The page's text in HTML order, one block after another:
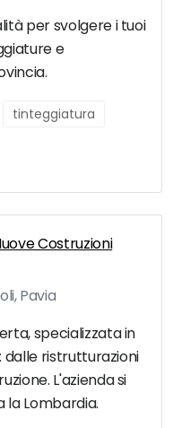
per svolgere i tuoi
e
tinteggiatura
Costruzioni
Pavia
specializzata in
dalle ristrutturazioni
L'azienda si
la Lombardia.